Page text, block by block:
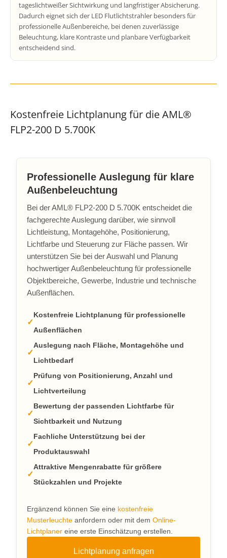
tageslichtweißer Sichtwirkung und langfristiger Absicherung.
Dadurch eignet sich der LED Flutlichtstrahler besonders für
professionelle Außenbereiche, bei denen zuverlässige
Beleuchtung, klare Kontraste und planbare Verfügbarkeit
entscheidend sind.
Kostenfreie Lichtplanung für die AML®
FLP2-200 D 5.700K
Professionelle Auslegung für klare
Außenbeleuchtung
Bei der AML® FLP2-200 D 5.700K entscheidet die
fachgerechte Auslegung darüber, wie sinnvoll
Lichtleistung, Montagehöhe, Positionierung,
Lichtfarbe und Steuerung zur Fläche passen. Wir
unterstützen Sie bei der Auswahl und Planung
hochwertiger Außenbeleuchtung für professionelle
Objektbereiche, Gewerbe, Industrie und technische
Außenflächen.
Kostenfreie Lichtplanung für professionelle
Außenflächen
Auslegung nach Fläche, Montagehöhe und
Lichtbedarf
Prüfung von Positionierung, Anzahl und
Lichtverteilung
Bewertung der passenden Lichtfarbe für
Sichtbarkeit und Nutzung
Fachliche Unterstützung bei der
Produktauswahl
Attraktive Mengenrabatte für größere
Stückzahlen und Projekte
Ergänzend können Sie eine kostenfreie
Musterleuchte anfordern oder mit dem Online-
Lichtplaner eine erste Einschätzung erstellen.
Lichtplanung anfragen